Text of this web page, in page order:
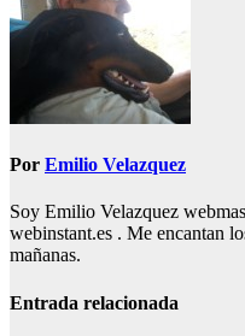
Por Emilio Velazquez
Soy Emilio Velazquez
webinstant.es . Me encantan
mañanas.
Entrada relacionada